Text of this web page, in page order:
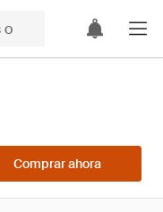
Comprar ahora